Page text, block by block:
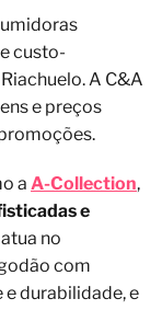
custo-
A C&A
e preços
a A-Collection,
e
no
com
durabilidade, e